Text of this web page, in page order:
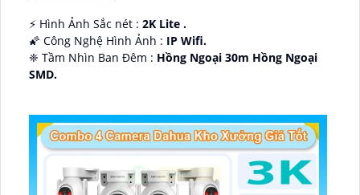
️⚡ Hình Ảnh Sắc nét : 2K Lite .
🌠 Công Nghệ Hình Ảnh : IP Wifi.
❈ Tầm Nhìn Ban Đêm : Hồng Ngoại 30m Hồng Ngoại
SMD.